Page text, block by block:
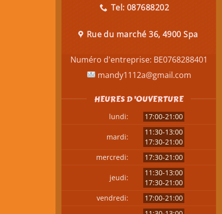
Tel: 087688202
Rue du marché 36, 4900 Spa
Numéro d'entreprise: BE0768288401
mandy1112a@gmail.com
HEURES D 'OUVERTURE
lundi: 17:00-21:00
mardi:
11:30-13:00
17:30-21:00
mercredi:
17:30-21:00
jeudi:
11:30-13:00
17:30-21:00
vendredi:
17:00-21:00